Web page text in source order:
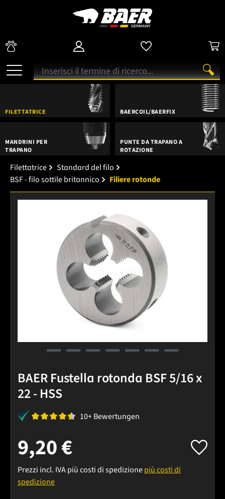
FILETTATRICE BAERCOIL/BAERFIX
MANDRINI PER
TRAPANO
PUNTE DA TRAPANO A
ROTAZIONE
Filettatrice
Standard del filo
BSF - filo sottile britannico
Filiere rotonde
BAER Fustella rotonda BSF 5/16 x
22 - HSS
10+ Bewertungen
9,20 €
Prezzi incl. IVA più costi di spedizionepiù costi di
spedizione